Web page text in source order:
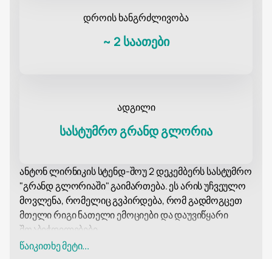
დროის ხანგრძლივობა
~ 2 საათები
ადგილი
სასტუმრო გრანდ გლორია
ანტონ ლირნიკის სტენდ-შოუ 2 დეკემბერს სასტუმრო
"გრანდ გლორიაში" გაიმართება. ეს არის უჩვეულო
მოვლენა, რომელიც გვპირდება, რომ გადმოგცეთ
მთელი რიგი ნათელი ემოციები და დაუვიწყარი
შთაბეჭდილებები.
ანტონ ანატოლიევიჩ ლირნიკი არის ცნობილი
წაიკითხე მეტი...